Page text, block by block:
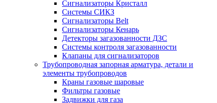
Сигнализаторы Кристалл
Системы СИКЗ
Сигнализаторы Belt
Сигнализаторы Кенарь
Детекторы загазованности ДЗС
Системы контроля загазованности
Клапаны для сигнализаторов
Трубопроводная запорная арматура, детали и
элементы трубопроводов
Краны газовые шаровые
Фильтры газовые
Задвижки для газа